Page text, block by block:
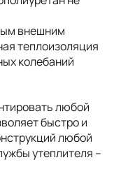
внешним
теплоизоляция
колебаний
любой
быстро и
любой
утеплителя –